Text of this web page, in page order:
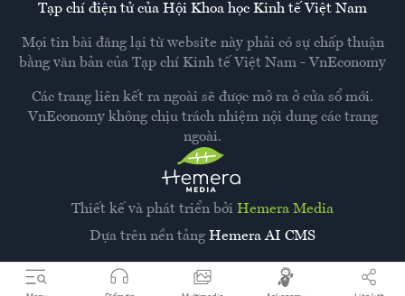
Thiết kế và phát triển bởi Hemera Media
Dựa trên nền tảng Hemera AI CMS
Tạp chí điện tử của Hội Khoa học Kinh tế Việt Nam
Mọi tin bài đăng lại từ website này phải có sự chấp thuận
bằng văn bản của Tạp chí Kinh tế Việt Nam - VnEconomy
Các trang liên kết ra ngoài sẽ được mở ra ở cửa sổ mới.
VnEconomy không chịu trách nhiệm nội dung các trang
ngoài.